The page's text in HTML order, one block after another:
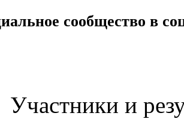
сообщество в
Участники и